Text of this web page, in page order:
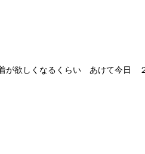
が欲しくなるくらい あけて今日